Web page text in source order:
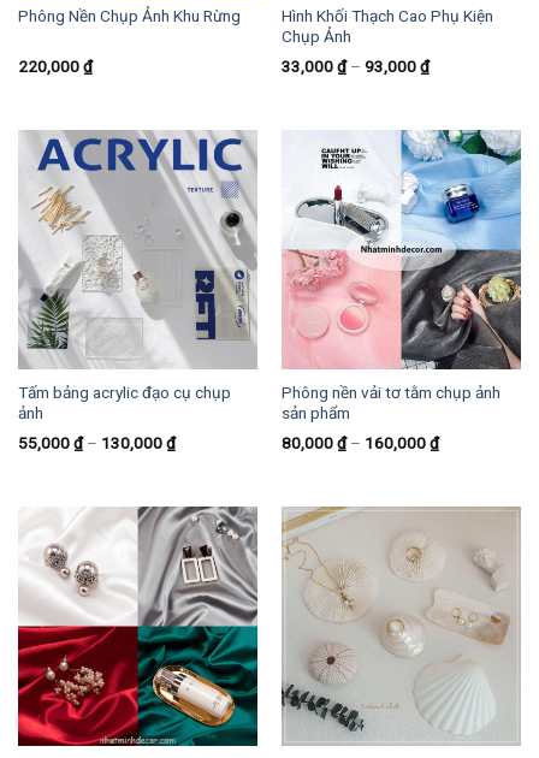
Phông Nền Chụp Ảnh Khu Rừng
220,000₫
Hình Khối Thạch Cao Phụ Kiện
Chụp Ảnh
33,000₫– 93,000₫
Tấm bảng acrylic đạo cụ chụp
ảnh
55,000₫– 130,000₫
Phông nền vải tơ tằm chụp ảnh
sản phẩm
80,000₫– 160,000₫